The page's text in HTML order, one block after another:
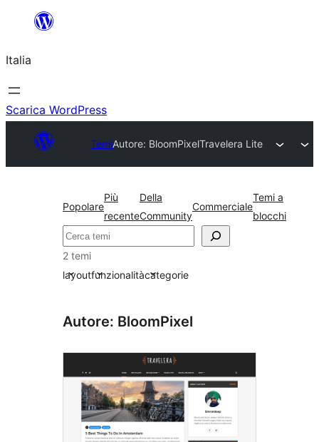
contenuto
Italia
Scarica WordPress
TemiAutore: BloomPixelTravelera Lite
Popolare
Più
recente
Della
Community
Commerciale
Temi a
blocchi
Cerca
2 temi
layoutfunzionalitàcategorie
Autore: BloomPixel